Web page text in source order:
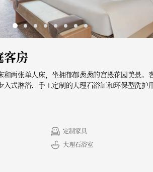
客房
两张单人床，坐拥郁郁葱葱的宫殿花园美景。
式淋浴、手工定制的大理石浴缸和环保型洗护用
定制家具
大理石浴室